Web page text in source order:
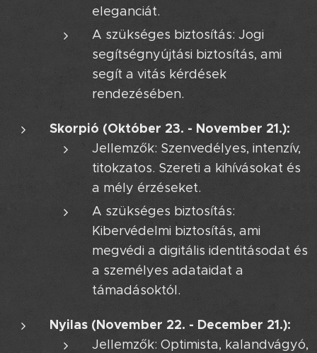
eleganciát.
A szükséges biztosítás: Jogi
segítségnyújtási biztosítás, ami
segít a vitás kérdések
rendezésében.
Skorpió (Október 23. - November 21.):
Jellemzők: Szenvedélyes, intenzív,
titokzatos. Szereti a kihívásokat és
a mély érzéseket.
A szükséges biztosítás:
Kibervédelmi biztosítás, ami
megvédi a digitális identitásodat és
a személyes adataidat a
támadásoktól.
Nyilas (November 22. - December 21.):
Jellemzők: Optimista, kalandvágyó,